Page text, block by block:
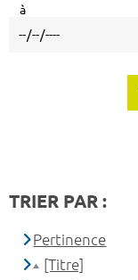
à
TRIER PAR :
Pertinence
[Titre]